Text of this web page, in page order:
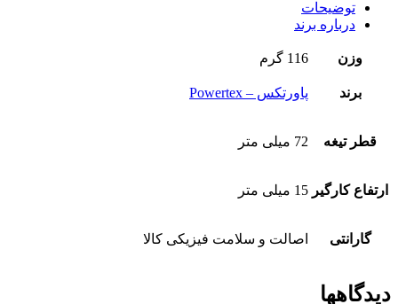
توضیحات
درباره برند
وزن 116 گرم
برند پاورتکس – Powertex
قطر تیغه 72 میلی متر
ارتفاع کارگیر 15 میلی متر
گارانتی اصالت و سلامت فیزیکی کالا
دیدگاهها